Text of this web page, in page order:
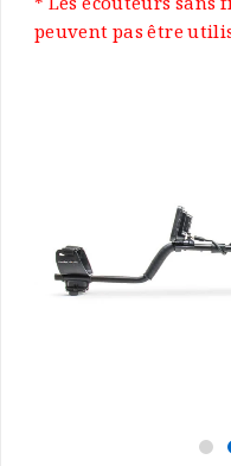
* Les écouteurs sans
peuvent pas être